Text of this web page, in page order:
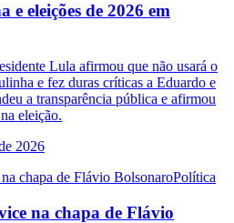
eleições de 2026 em
Lula afirmou que não usará o
e fez duras críticas a Eduardo e
a transparência pública e afirmou
eleição.
2026
Política
na chapa de Flávio